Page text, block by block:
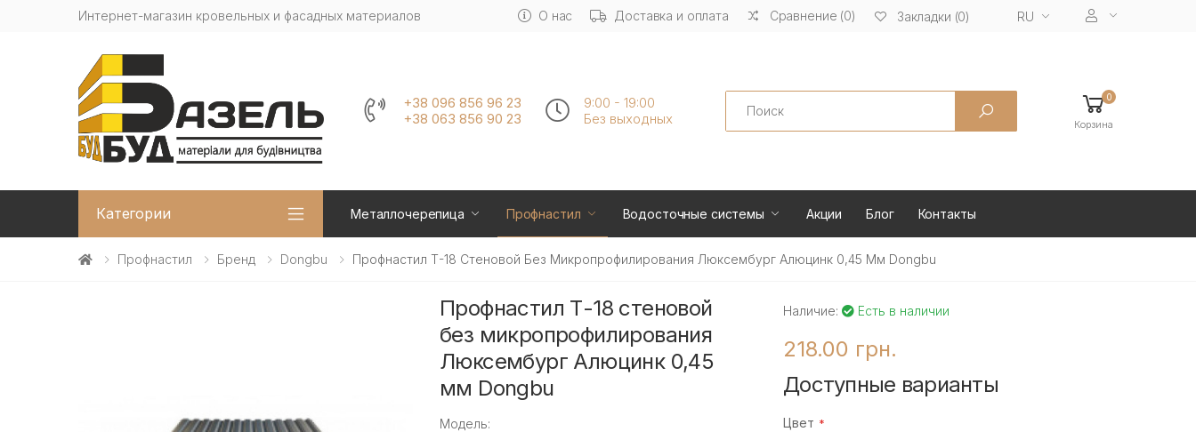
Интернет-магазин кровельных и фасадных материалов О нас Доставка и оплата Сравнение (0) Закладки (0) RU
+38 096 856 96 23
+38 063 856 90 23
9:00 - 19:00
Без выходных
Search 0
Корзина
Категории Металлочерепица Профнастил Водосточные системы Акции Блог Контакты
Профнастил Бренд Dongbu Профнастил Т-18 Стеновой Без Микропрофилирования Люксембург Алюцинк 0,45 Мм Dongbu
Профнастил Т-18 стеновой
без микропрофилирования
Люксембург Алюцинк 0,45
мм Dongbu
Модель:
Наличие: Есть в наличии
218.00 грн.
Доступные варианты
Цвет